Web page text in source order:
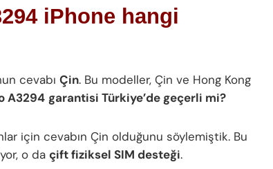
iPhone hangi
cevabı Çin. Bu modeller, Çin ve Hong Kong
A3294 garantisi Türkiye’de geçerli mi?
için cevabın Çin olduğunu söylemiştik. Bu
o da çift fiziksel SIM desteği.